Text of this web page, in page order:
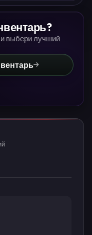
выбери лучший